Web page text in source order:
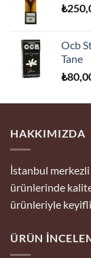
₺
Ocb
Tane
₺
HAKKIMIZDA
İstanbul
ürünlerinde
ürünleriyle keyifli
ÜRÜN